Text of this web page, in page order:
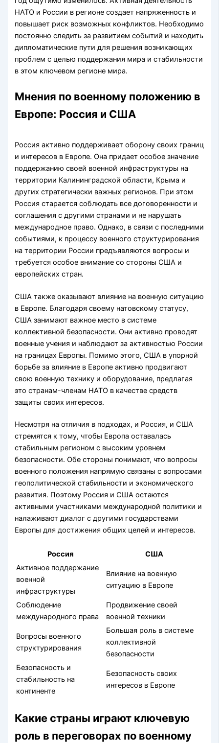
НАТО и России в регионе создает напряженность и
повышает риск возможных конфликтов. Необходимо
постоянно следить за развитием событий и находить
дипломатические пути для решения возникающих
проблем с целью поддержания мира и стабильности
в этом ключевом регионе мира.
Мнения по военному положению в
Европе: Россия и США
Россия активно поддерживает оборону своих границ
и интересов в Европе. Она придает особое значение
поддержанию своей военной инфраструктуры на
территории Калининградской области, Крыма и
других стратегически важных регионов. При этом
Россия старается соблюдать все договоренности и
соглашения с другими странами и не нарушать
международное право. Однако, в связи с последними
событиями, к процессу военного структурирования
на территории России предъявляются вопросы и
требуется особое внимание со стороны США и
европейских стран.
США также оказывают влияние на военную ситуацию
в Европе. Благодаря своему натовскому статусу,
США занимают важное место в системе
коллективной безопасности. Они активно проводят
военные учения и наблюдают за активностью России
на границах Европы. Помимо этого, США в упорной
борьбе за влияние в Европе активно продвигают
свою военную технику и оборудование, предлагая
это странам-членам НАТО в качестве средств
защиты своих интересов.
Несмотря на отличия в подходах, и Россия, и США
стремятся к тому, чтобы Европа оставалась
стабильным регионом с высоким уровнем
безопасности. Обе стороны понимают, что вопросы
военного положения напрямую связаны с вопросами
геополитической стабильности и экономического
развития. Поэтому Россия и США остаются
активными участниками международной политики и
налаживают диалог с другими государствами
Европы для достижения общих целей и интересов.
Россия
США
Активное поддержание
военной
инфраструктуры
Влияние на военную
ситуацию в Европе
Соблюдение
международного права
Продвижение своей
военной техники
Вопросы военного
структурирования
Большая роль в системе
коллективной
безопасности
Безопасность и
стабильность на
континенте
Безопасность своих
интересов в Европе
Какие страны играют ключевую
роль в переговорах по военному